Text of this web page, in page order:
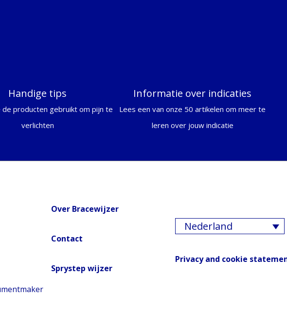
Handige tips
de producten gebruikt om pijn te
verlichten
Informatie over indicaties
Lees een van onze 50 artikelen om meer te
leren over jouw indicatie
Over Bracewijzer
Contact
Sprystep wijzer
Nederland
Privacy and cookie